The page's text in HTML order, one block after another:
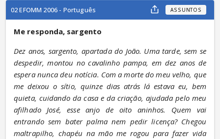
02 EFOMM 2006 - Português ASSUNTOS
Me responda, sargento
Dez anos, sargento, apartada do João. Uma tarde, sem se
despedir, montou no cavalinho pampa, em dez anos de
espera nunca deu notícia. Com a morte do meu velho, que
me deixou o sítio, quinze dias atrás lá estava eu, bem
quieta, cuidando da casa e da criação, ajudada pelo meu
afilhado José, esse anjo de oito aninhos. Quem vai
entrando sem bater palma nem pedir licença? Chegou
maltrapilho, chapéu na mão me rogou para fazer vida